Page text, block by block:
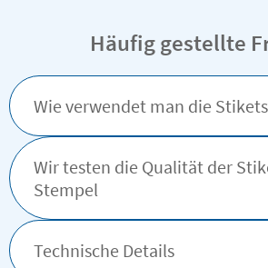
Häufig gestellte
Wie verwendet man die
Wir testen die Qualität der
Stempel
Technische Details